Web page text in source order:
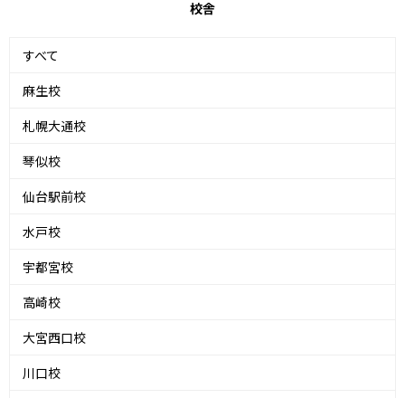
校舎
すべて
麻生校
札幌大通校
琴似校
仙台駅前校
水戸校
宇都宮校
高崎校
大宮西口校
川口校